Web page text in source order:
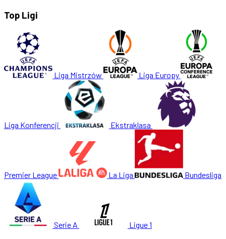
Top Ligi
Liga Mistrzów Liga Europy
Liga Konferencji Ekstraklasa
Premier League La Liga Bundesliga
Serie A Ligue 1